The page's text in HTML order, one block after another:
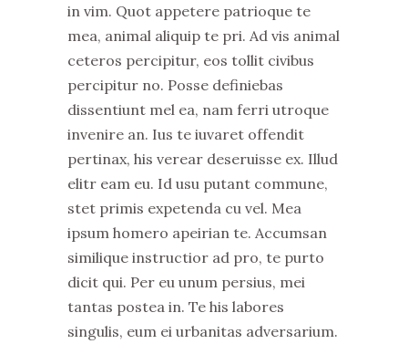
in vim. Quot appetere patrioque te
mea, animal aliquip te pri. Ad vis animal
ceteros percipitur, eos tollit civibus
percipitur no. Posse definiebas
dissentiunt mel ea, nam ferri utroque
invenire an. Ius te iuvaret offendit
pertinax, his verear deseruisse ex. Illud
elitr eam eu. Id usu putant commune,
stet primis expetenda cu vel. Mea
ipsum homero apeirian te. Accumsan
similique instructior ad pro, te purto
dicit qui. Per eu unum persius, mei
tantas postea in. Te his labores
singulis, eum ei urbanitas adversarium.